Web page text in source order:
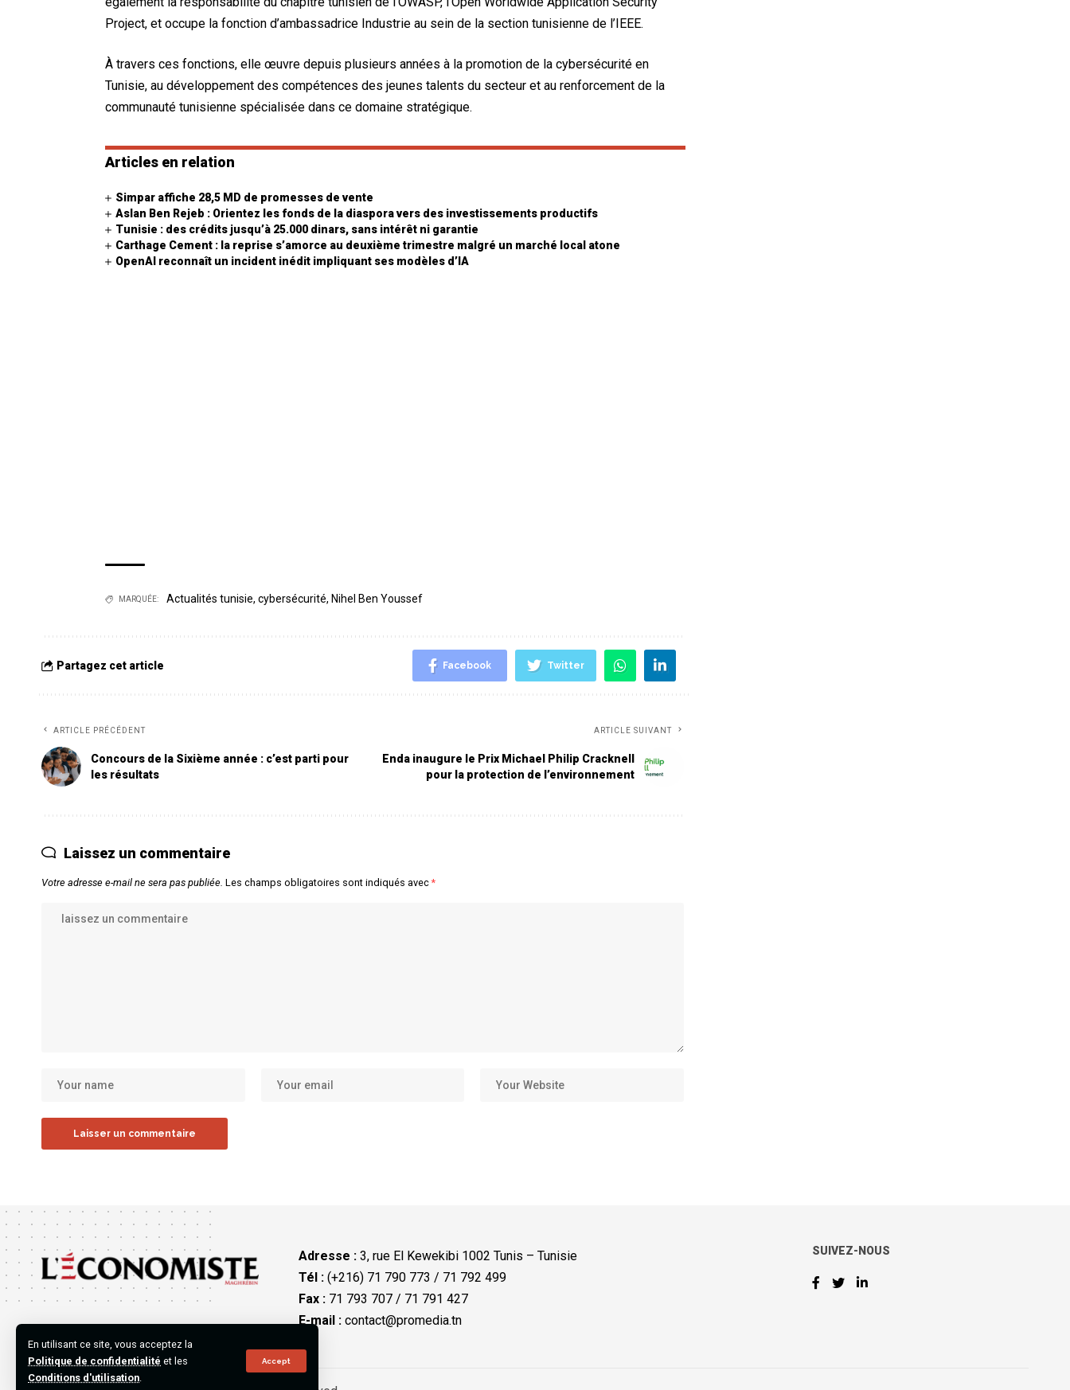
En utilisant ce site, vous acceptez la
Politique de confidentialité et les
Conditions d'utilisation.
Accept
Project, et occupe la fonction d’ambassadrice Industrie au sein de la section tunisienne de l’IEEE.
À travers ces fonctions, elle œuvre depuis plusieurs années à la promotion de la cybersécurité en
Tunisie, au développement des compétences des jeunes talents du secteur et au renforcement de la
communauté tunisienne spécialisée dans ce domaine stratégique.
Articles en relation
Simpar affiche 28,5 MD de promesses de vente
Aslan Ben Rejeb : Orientez les fonds de la diaspora vers des investissements productifs
Tunisie : des crédits jusqu’à 25.000 dinars, sans intérêt ni garantie
Carthage Cement : la reprise s’amorce au deuxième trimestre malgré un marché local atone
OpenAI reconnaît un incident inédit impliquant ses modèles d’IA
MARQUÉE: Actualités tunisie, cybersécurité, Nihel Ben Youssef
Partagez cet article Facebook Twitter
ARTICLE PRÉCÉDENT
Concours de la Sixième année : c’est parti pour
les résultats
ARTICLE SUIVANT
Enda inaugure le Prix Michael Philip Cracknell
pour la protection de l’environnement
Laissez un commentaire
Votre adresse e-mail ne sera pas publiée. Les champs obligatoires sont indiqués avec*
Adresse : 3, rue El Kewekibi 1002 Tunis – Tunisie
Tél :(+216) 71 790 773 / 71 792 499
Fax :71 793 707 / 71 791 427
E-mail : contact@promedia.tn
SUIVEZ-NOUS